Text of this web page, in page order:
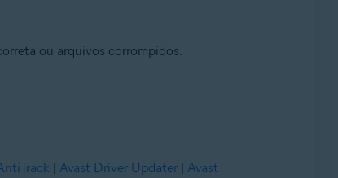
ou arquivos corrompidos.
| Avast Driver Updater | Avast